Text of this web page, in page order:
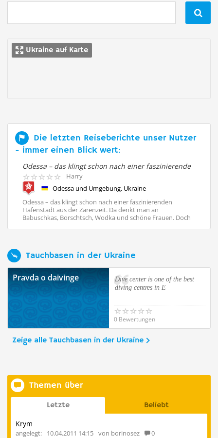

Ukraine auf Karte
Die letzten Reiseberichte unser Nutzer
- immer einen Blick wert:
Odessa – das klingt schon nach einer faszinierende
Harry
Odessa und Umgebung, Ukraine
Odessa – das klingt schon nach einer faszinierenden
Hafenstadt aus der Zarenzeit. Da denkt man an
Babuschkas, Borschtsch, Wodka und schöne Frauen. Doch
Tauchbasen in der Ukraine
Pravda o daivinge
Dive center is one of the best
diving centres in E
0 Bewertungen
Zeige alle Tauchbasen in der Ukraine
Themen über
Letzte Beliebt
Krym
angelegt: 10.04.2011 14:15 von borinosez 0